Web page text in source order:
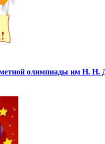
олимпиады им Н. Н.